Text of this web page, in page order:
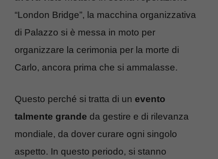
“London Bridge”, la macchina organizzativa
di Palazzo si è messa in moto per
organizzare la cerimonia per la morte di
Carlo, ancora prima che si ammalasse.
Questo perché si tratta di un evento
talmente grande da gestire e di rilevanza
mondiale, da dover curare ogni singolo
aspetto. In questo periodo, si stanno